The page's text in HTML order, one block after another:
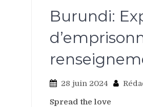
Burundi:
28 juin 2024
Spread the love